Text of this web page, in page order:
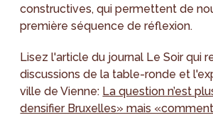
constructives, qui permettent de
première séquence de réflexion.
Lisez l'article du journal Le Soir qui
discussions de la table-ronde et
ville de Vienne: La question n’est
densifier Bruxelles» mais